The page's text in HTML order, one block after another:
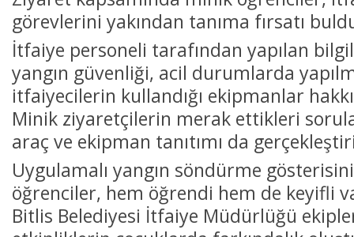
görevlerini yakından tanıma fırsatı
İtfaiye personeli tarafından yapılan
yangın güvenliği, acil durumlarda
itfaiyecilerin kullandığı ekipmanlar
Minik ziyaretçilerin merak ettikleri
araç ve ekipman tanıtımı da
Uygulamalı yangın söndürme
öğrenciler, hem öğrendi hem de keyifli
Bitlis Belediyesi İtfaiye Müdürlüğü